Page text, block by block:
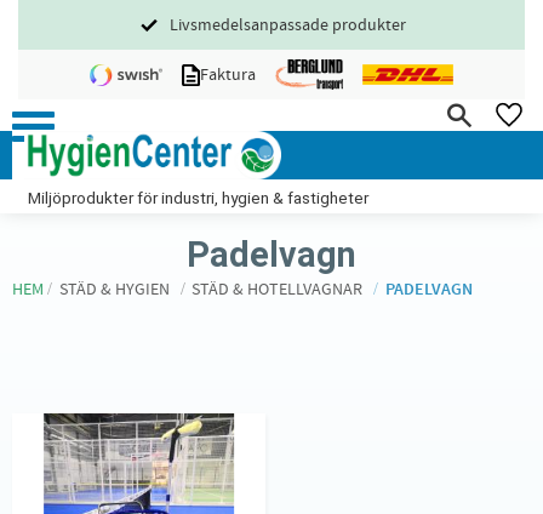
Meny
Livsmedelsanpassade produkter
Faktura
Miljöprodukter för industri, hygien & fastigheter
Padelvagn
HEM STÄD & HYGIEN STÄD & HOTELLVAGNAR PADELVAGN